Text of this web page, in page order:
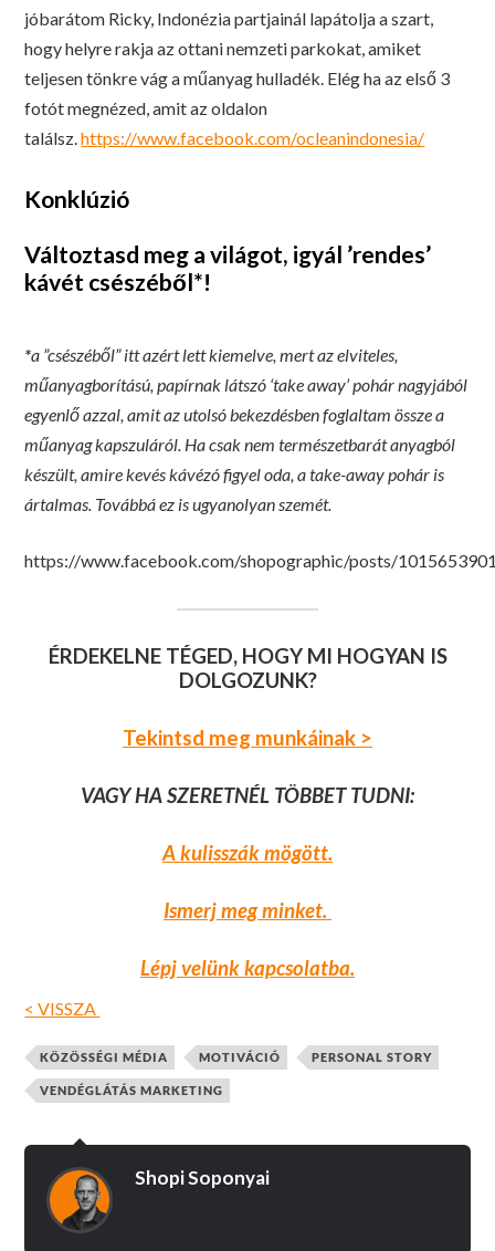
jóbarátom Ricky, Indonézia partjainál lapátolja a szart,
hogy helyre rakja az ottani nemzeti parkokat, amiket
teljesen tönkre vág a műanyag hulladék. Elég ha az első 3
fotót megnézed, amit az oldalon
találsz.https://www.facebook.com/ocleanindonesia/
Konklúzió
Változtasd meg a világot, igyál ’rendes’
kávét csészéből*!
*a ”csészéből” itt azért lett kiemelve, mert az elviteles,
műanyagborítású, papírnak látszó ‘take away’ pohár nagyjából
egyenlő azzal, amit az utolsó bekezdésben foglaltam össze a
műanyag kapszuláról. Ha csak nem természetbarát anyagból
készült, amire kevés kávézó figyel oda, a take-away pohár is
ártalmas. Továbbá ez is ugyanolyan szemét.
https://www.facebook.com/shopographic/posts/
ÉRDEKELNE TÉGED, HOGY MI HOGYAN IS
DOLGOZUNK?
Tekintsd meg munkáinak >
VAGY HA SZERETNÉL TÖBBET TUDNI:
A kulisszák mögött.
Ismerj meg minket.
Lépj velünk kapcsolatba.
< VISSZA
KÖZÖSSÉGI MÉDIA MOTIVÁCIÓ PERSONAL STORY
VENDÉGLÁTÁS MARKETING
Shopi Soponyai